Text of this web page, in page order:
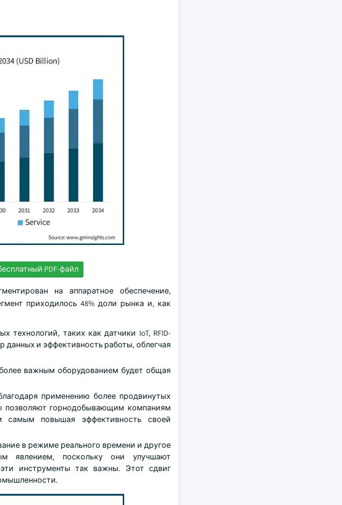
PDF-файл
на аппаратное обеспечение,
приходилось 48% доли рынка и, как
технологий, таких как датчики IoT, RFID-
и эффективность работы, облегчая
важным оборудованием будет общая
применению более продвинутых
позволяют горнодобывающим компаниям
самым повышая эффективность своей
в режиме реального времени и другое
явлением, поскольку они улучшают
инструменты так важны. Этот сдвиг